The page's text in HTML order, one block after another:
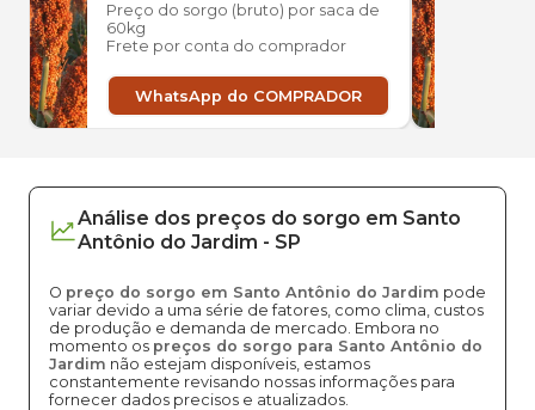
Preço do sorgo (bruto) por saca de
60kg
Frete por conta do comprador
WhatsApp do COMPRADOR
Análise dos preços do sorgo em Santo
Antônio do Jardim - SP
O preço do sorgo em Santo Antônio do Jardim pode
variar devido a uma série de fatores, como clima, custos
de produção e demanda de mercado. Embora no
momento os preços do sorgo para Santo Antônio do
Jardim não estejam disponíveis, estamos
constantemente revisando nossas informações para
fornecer dados precisos e atualizados.